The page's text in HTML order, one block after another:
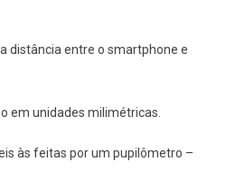
distância entre o smartphone e
em unidades milimétricas.
​​às feitas por um pupilômetro –